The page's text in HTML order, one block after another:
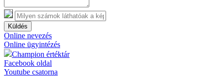
Küldés
Online nevezés
Online ügyintézés
Champion értéktár
Facebook oldal
Youtube csatorna